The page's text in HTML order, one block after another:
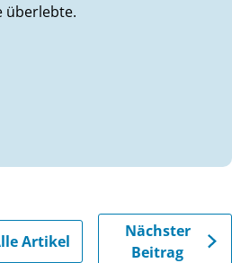
überlebte.
Beiträgen
Artikel
Nächster
Beitrag